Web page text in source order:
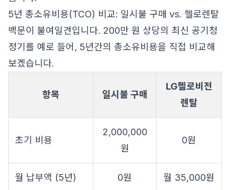
5년 총소유비용(TCO) 비교: 일시불 구매 vs. 헬로렌탈
백문이 불여일견입니다. 200만 원 상당의 최신 공기청
정기를 예로 들어, 5년간의 총소유비용을 직접 비교해
보겠습니다.
항목 일시불 구매
LG헬로비전
렌탈
초기 비용
2,000,000
원
0원
월 납부액 (5년) 0원 월 35,000원